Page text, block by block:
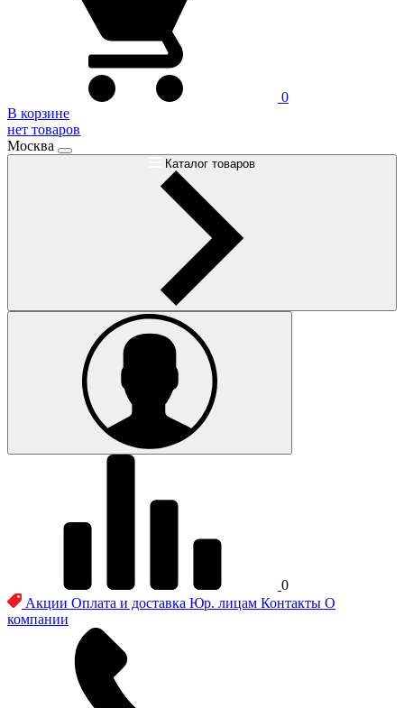
0
В корзине
нет товаров
Москва
Каталог товаров
0
Акции Оплата и доставка Юр. лицам Контакты О
компании